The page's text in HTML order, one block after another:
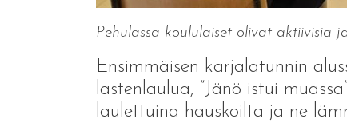
Pehulassa koululaiset olivat aktiivisia
Ensimmäisen karjalatunnin
lastenlaulua, ”Jänö istui
laulettuina hauskoilta ja ne